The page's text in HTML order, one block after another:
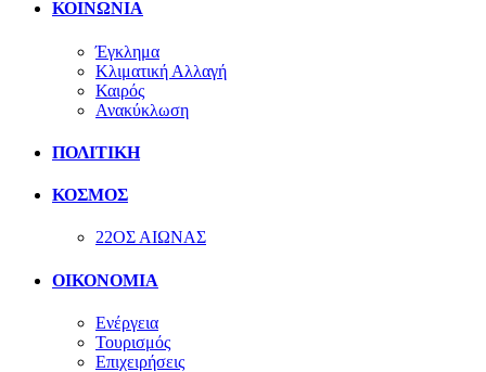
ΚΟΙΝΩΝΙΑ
Έγκλημα
Κλιματική Αλλαγή
Καιρός
Ανακύκλωση
ΠΟΛΙΤΙΚΗ
ΚΟΣΜΟΣ
22ΟΣ ΑΙΩΝΑΣ
ΟΙΚΟΝΟΜΙΑ
Ενέργεια
Τουρισμός
Επιχειρήσεις